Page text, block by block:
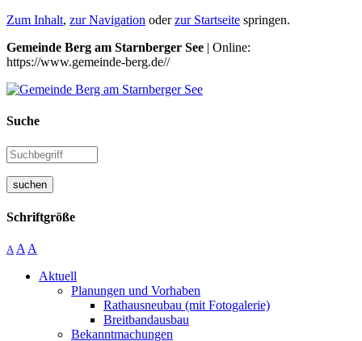
Zum Inhalt, zur Navigation oderzur Startseite springen.
Gemeinde Berg am Starnberger See | Online:
https://www.gemeinde-berg.de//
Suche
suchen
Schriftgröße
A A A
Aktuell
Planungen und Vorhaben
Rathausneubau (mit Fotogalerie)
Breitbandausbau
Bekanntmachungen